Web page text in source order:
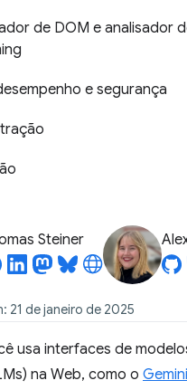
de DOM e analisador
e segurança
Steiner
21 de janeiro de 2025
usa interfaces de
na Web, como o Gemini